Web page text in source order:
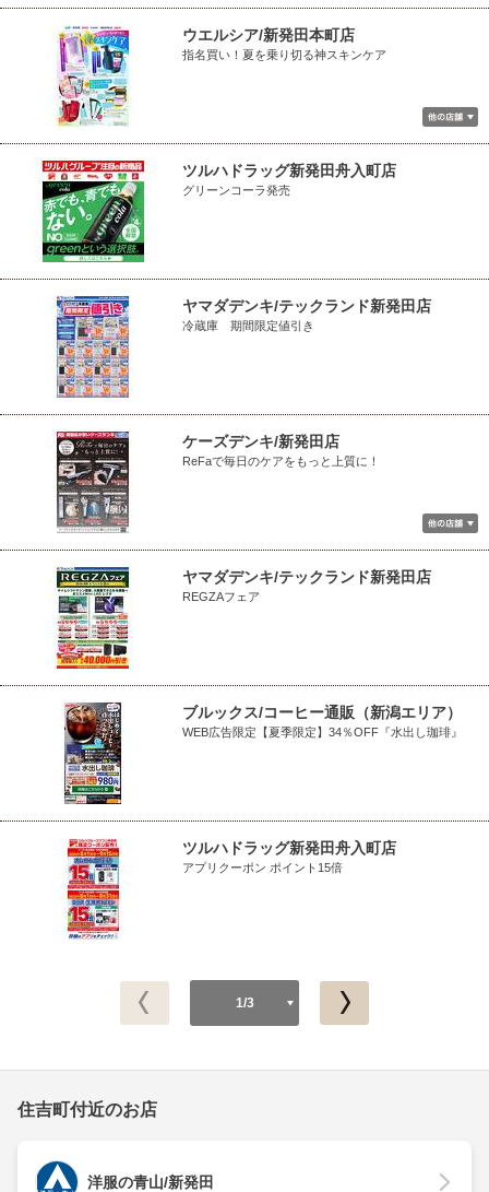
ウエルシア/新発田本町店
指名買い！夏を乗り切る神スキンケア
ツルハドラッグ新発田舟入町店
グリーンコーラ発売
ヤマダデンキ/テックランド新発田店
冷蔵庫 期間限定値引き
ケーズデンキ/新発田店
ReFaで毎日のケアをもっと上質に！
ヤマダデンキ/テックランド新発田店
REGZAフェア
ブルックス/コーヒー通販（新潟エリア）
WEB広告限定【夏季限定】34％OFF『水出し珈琲』
ツルハドラッグ新発田舟入町店
アプリクーポン ポイント15倍
1/3
住吉町付近のお店
洋服の青山/新発田